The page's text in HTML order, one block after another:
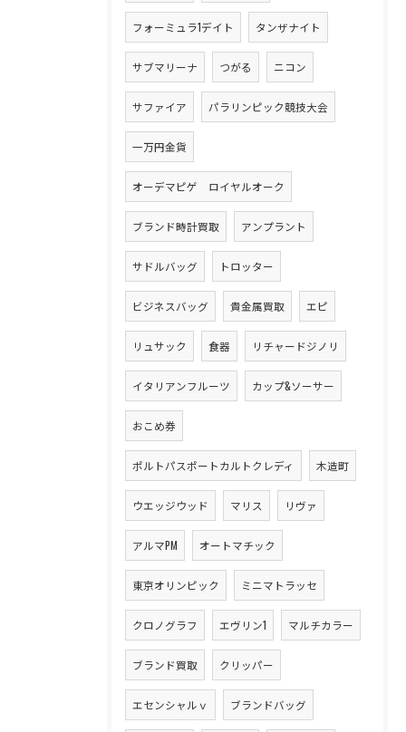
フォーミュラ1デイト タンザナイト
サブマリーナ つがる ニコン
サファイア パラリンピック競技大会
一万円金貨
オーデマピゲ ロイヤルオーク
ブランド時計買取 アンプラント
サドルバッグ トロッター
ビジネスバッグ 貴金属買取 エピ
リュサック 食器 リチャードジノリ
イタリアンフルーツ カップ&ソーサー
おこめ券
ポルトパスポートカルトクレディ 木造町
ウエッジウッド マリス リヴァ
アルマPM オートマチック
東京オリンピック ミニマトラッセ
クロノグラフ エヴリン1 マルチカラー
ブランド買取 クリッパー
エセンシャルｖ ブランドバッグ